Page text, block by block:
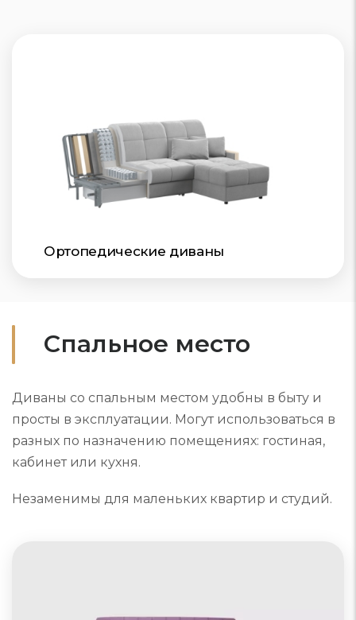
Ортопедические диваны
Спальное место
Диваны со спальным местом удобны в быту и
просты в эксплуатации. Могут использоваться в
разных по назначению помещениях: гостиная,
кабинет или кухня.
Незаменимы для маленьких квартир и студий.